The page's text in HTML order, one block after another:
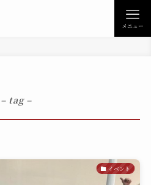
メニュー
– tag –
イベント